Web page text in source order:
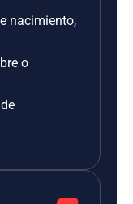
nacimiento,
o